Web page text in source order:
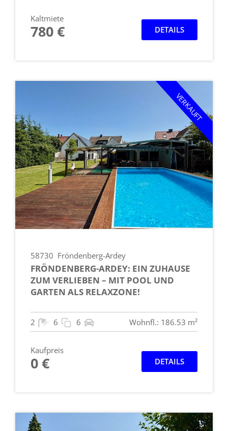
Kaltmiete
780 € DETAILS
VERKAUFT
58730 Fröndenberg-Ardey
FRÖNDENBERG-ARDEY: EIN ZUHAUSE
ZUM VERLIEBEN – MIT POOL UND
GARTEN ALS RELAXZONE!
2 6 6 Wohnfl.: 186.53 m²
Kaufpreis
0 € DETAILS